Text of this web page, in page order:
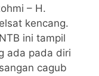
– H.
kencang.
ini tampil
ada pada diri
cagub